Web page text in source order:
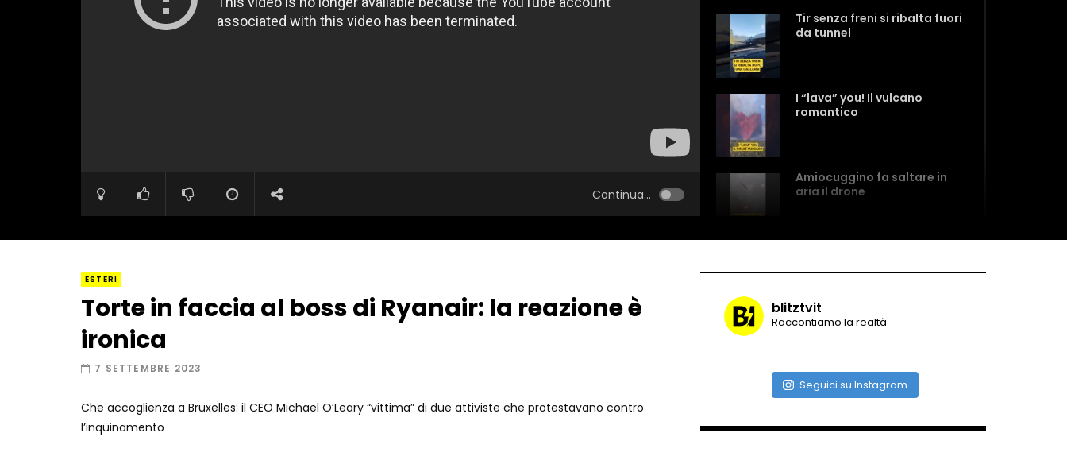
Continua...
Tir senza freni si ribalta fuori
da tunnel
I “lava” you! Il vulcano
romantico
Amiocuggino fa saltare in
aria il drone
dopo incidente
ESTERI
Torte in faccia al boss di Ryanair: la reazione è
ironica
7 SETTEMBRE 2023
Che accoglienza a Bruxelles: il CEO Michael O’Leary “vittima” di due attiviste che protestavano contro
l’inquinamento
blitztvit
Raccontiamo la realtà
Seguici su Instagram